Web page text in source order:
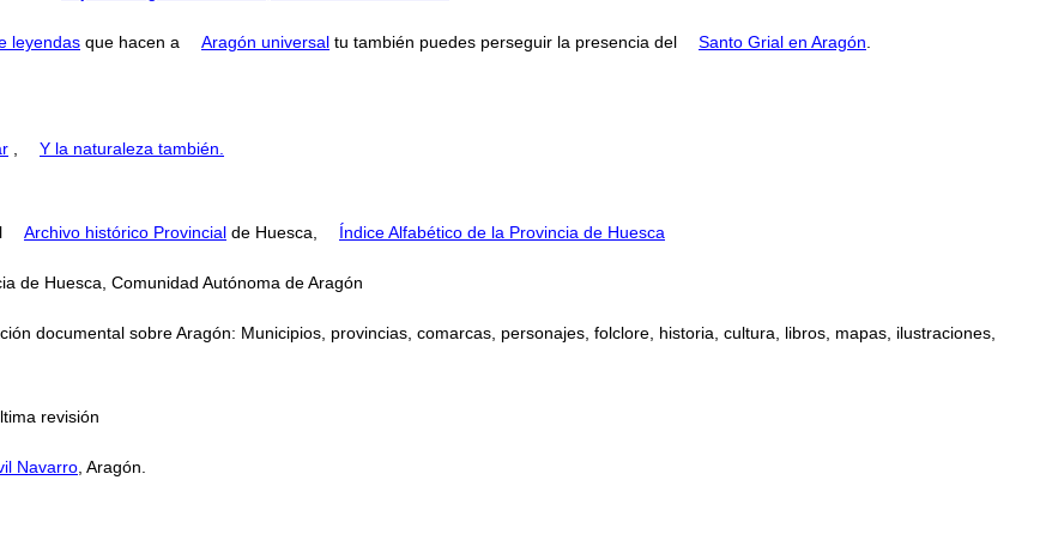
leyendas que hacen a Aragón universal tu también puedes perseguir la presencia del Santo Grial en Aragón.
,
Y la naturaleza también.
Archivo histórico Provincial de Huesca, Índice Alfabético de la Provincia de Huesca
de Huesca, Comunidad Autónoma de Aragón
documental sobre Aragón: Municipios, provincias, comarcas, personajes, folclore, historia, cultura, libros, mapas, ilustraciones,
revisión
Navarro, Aragón.